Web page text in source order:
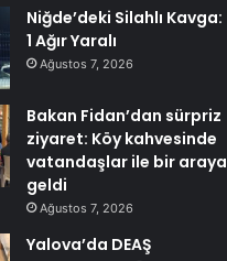
Niğde’deki Silahlı Kavga:
1 Ağır Yaralı
Ağustos 7, 2026
Bakan Fidan’dan sürpriz
ziyaret: Köy kahvesinde
vatandaşlar ile bir araya
geldi
Ağustos 7, 2026
Yalova’da DEAŞ